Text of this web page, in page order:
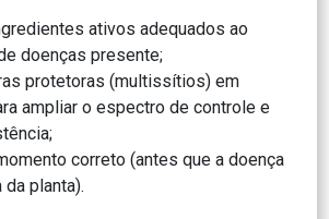
ativos adequados ao
doenças presente;
protetoras (multissítios) em
ampliar o espectro de controle e
correto (antes que a doença
planta).